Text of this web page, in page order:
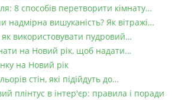
8 способів перетворити кімнату…
надмірна вишуканість? Як вітражі…
як використовувати пудровий…
на Новий рік, щоб надати…
на Новий рік
стін, які підійдуть до…
плінтус в інтер'єр: правила і поради